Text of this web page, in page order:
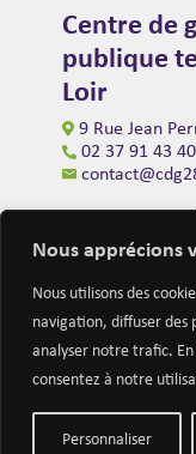
Nous apprécions
Nous utilisons des
navigation, diffuser des
analyser notre trafic.
consentez à notre
Personnaliser
Centre de
publique
Loir
9 Rue Jean
02 37 91 43 40
Ouverture au
du lundi au
et de 14h00 à
(fermeture à